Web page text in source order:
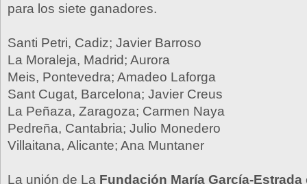
para los siete ganadores.
Santi Petri, Cadiz; Javier Barroso
La Moraleja, Madrid; Aurora
Meis, Pontevedra; Amadeo Laforga
Sant Cugat, Barcelona; Javier Creus
La Peñaza, Zaragoza; Carmen Naya
Pedreña, Cantabria; Julio Monedero
Villaitana, Alicante; Ana Muntaner
La unión de La Fundación María García-Estrada